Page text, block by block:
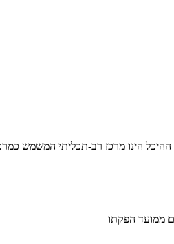
ההיכל הינו מרכז רב-תכליתי המשמש